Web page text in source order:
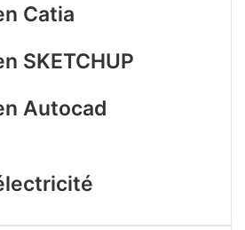
Catia
SKETCHUP
Autocad